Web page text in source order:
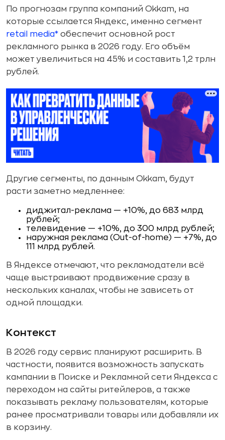
По прогнозам группа компаний Okkam, на
которые ссылается Яндекс, именно сегмент
retail media* обеспечит основной рост
рекламного рынка в 2026 году. Его объём
может увеличиться на 45% и составить 1,2 трлн
рублей.
Другие сегменты, по данным Okkam, будут
расти заметно медленнее:
диджитал-реклама — +10%, до 683 млрд
рублей;
телевидение — +10%, до 300 млрд рублей;
наружная реклама (Out-of-home) — +7%, до
111 млрд рублей.
В Яндексе отмечают, что рекламодатели всё
чаще выстраивают продвижение сразу в
нескольких каналах, чтобы не зависеть от
одной площадки.
Контекст
В 2026 году сервис планируют расширить. В
частности, появится возможность запускать
кампании в Поиске и Рекламной сети Яндекса с
переходом на сайты ритейлеров, а также
показывать рекламу пользователям, которые
ранее просматривали товары или добавляли их
в корзину.